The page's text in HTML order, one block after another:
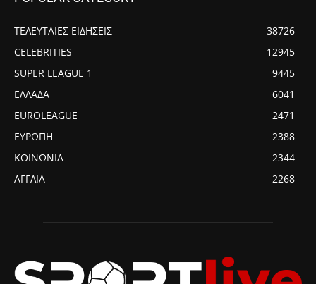
ΤΕΛΕΥΤΑΙΕΣ ΕΙΔΗΣΕΙΣ
38726
CELEBRITIES
12945
SUPER LEAGUE 1
9445
ΕΛΛΑΔΑ
6041
EUROLEAGUE
2471
ΕΥΡΩΠΗ
2388
ΚΟΙΝΩΝΙΑ
2344
ΑΓΓΛΙΑ
2268